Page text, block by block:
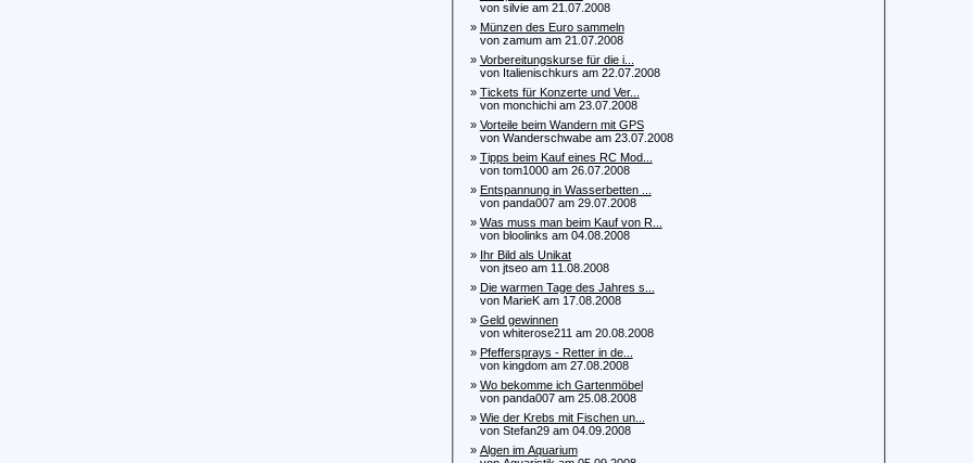
von silvie am 21.07.2008
» Münzen des Euro sammeln
von zamum am 21.07.2008
» Vorbereitungskurse für die i...
von Italienischkurs am 22.07.2008
» Tickets für Konzerte und Ver...
von monchichi am 23.07.2008
» Vorteile beim Wandern mit GPS
von Wanderschwabe am 23.07.2008
» Tipps beim Kauf eines RC Mod...
von tom1000 am 26.07.2008
» Entspannung in Wasserbetten ...
von panda007 am 29.07.2008
» Was muss man beim Kauf von R...
von bloolinks am 04.08.2008
» Ihr Bild als Unikat
von jtseo am 11.08.2008
» Die warmen Tage des Jahres s...
von MarieK am 17.08.2008
» Geld gewinnen
von whiterose211 am 20.08.2008
» Pfeffersprays - Retter in de...
von kingdom am 27.08.2008
» Wo bekomme ich Gartenmöbel
von panda007 am 25.08.2008
» Wie der Krebs mit Fischen un...
von Stefan29 am 04.09.2008
» Algen im Aquarium